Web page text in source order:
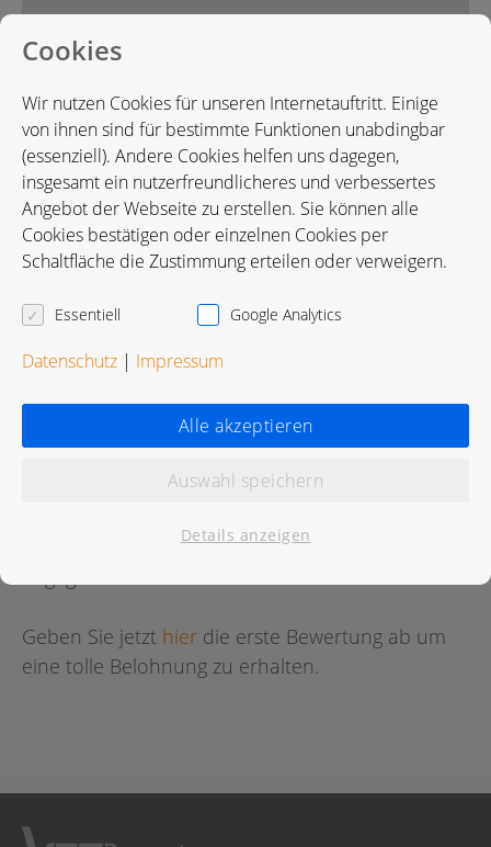
Karte in Google Maps öffnen
Bewertungen
Für diese Praxis wurde noch keine Bewertung
Geben Sie jetzt hier die erste Bewertung ab um
eine tolle Belohnung zu erhalten.
Cookies
Wir nutzen Cookies für unseren Internetauftritt. Einige
von ihnen sind für bestimmte Funktionen unabdingbar
(essenziell). Andere Cookies helfen uns dagegen,
insgesamt ein nutzerfreundlicheres und verbessertes
Angebot der Webseite zu erstellen. Sie können alle
Cookies bestätigen oder einzelnen Cookies per
Schaltfläche die Zustimmung erteilen oder verweigern.
Essentiell Google Analytics
Datenschutz | Impressum
Alle akzeptieren
Auswahl speichern
Details anzeigen